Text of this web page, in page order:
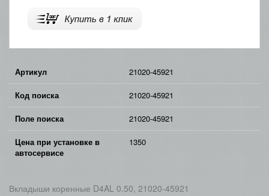
Артикул 21020-45921
Код поиска 21020-45921
Поле поиска 21020-45921
Цена при установке в
автосервисе
1350
Вкладыши коренные D4AL 0.50, 21020-45921